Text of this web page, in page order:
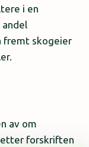
i en
andel
fremt skogeier
av om
etter forskriften